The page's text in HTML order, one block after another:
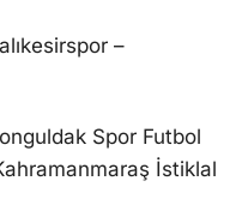
–
Spor Futbol
İstiklal